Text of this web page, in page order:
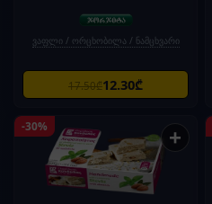
ვაფლი / ორცხობილა / ნამცხვარი
17.50₾12.30₾
-30% +